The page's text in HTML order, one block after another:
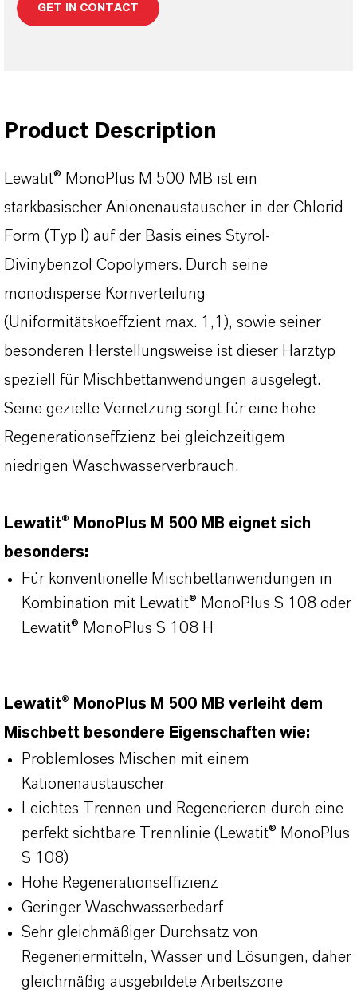
GET IN CONTACT
Product Description
Lewatit® MonoPlus M 500 MB ist ein
starkbasischer Anionenaustauscher in der Chlorid
Form (Typ I) auf der Basis eines Styrol-
Divinybenzol Copolymers. Durch seine
monodisperse Kornverteilung
(Uniformitätskoeffzient max. 1,1), sowie seiner
besonderen Herstellungsweise ist dieser Harztyp
speziell für Mischbettanwendungen ausgelegt.
Seine gezielte Vernetzung sorgt für eine hohe
Regenerationseffzienz bei gleichzeitigem
niedrigen Waschwasserverbrauch.
Lewatit® MonoPlus M 500 MB eignet sich
besonders:
Für konventionelle Mischbettanwendungen in
Kombination mit Lewatit® MonoPlus S 108 oder
Lewatit® MonoPlus S 108 H
Lewatit® MonoPlus M 500 MB verleiht dem
Mischbett besondere Eigenschaften wie:
Problemloses Mischen mit einem
Kationenaustauscher
Leichtes Trennen und Regenerieren durch eine
perfekt sichtbare Trennlinie (Lewatit® MonoPlus
S 108)
Hohe Regenerationseffizienz
Geringer Waschwasserbedarf
Sehr gleichmäßiger Durchsatz von
Regeneriermitteln, Wasser und Lösungen, daher
gleichmäßig ausgebildete Arbeitszone